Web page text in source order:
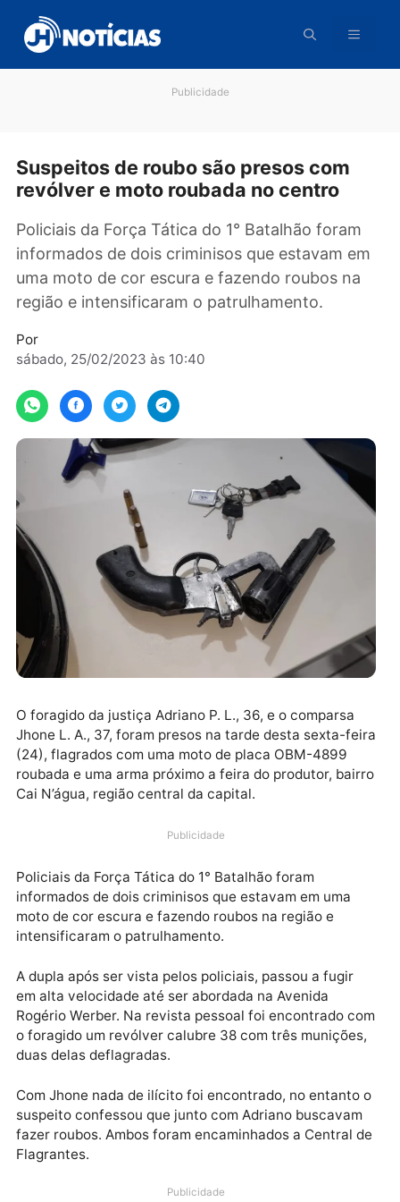
para
conteúdo
Suspeitos de roubo são presos com
Policiais da Força Tática do 1° Batalhão
informados de dois criminisos que estavam
uma moto de cor escura e fazendo roubos na
região e intensificaram o patrulhamento.
sábado, 25/02/2023 às 10:40
O foragido da justiça Adriano P. L., 36, e o comparsa
(24), flagrados com uma moto de placa OBM-4899
Cai N’água, região central da capital.
Publicidade
Policiais da Força Tática do 1° Batalhão foram
informados de dois criminisos que estavam em uma
moto de cor escura e fazendo roubos na região e
intensificaram o patrulhamento.
A dupla após ser vista pelos policiais, passou a fugir
em alta velocidade até ser abordada na Avenida
Rogério Werber. Na revista pessoal foi encontrado
o foragido um revólver calubre 38 com três